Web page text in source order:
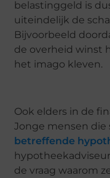
belastinggeld is
uiteindelijk de
Bijvoorbeeld
de overheid winst
het imago kleven.
Ook elders in de
Jonge mensen
betreffende
de vraag waarom